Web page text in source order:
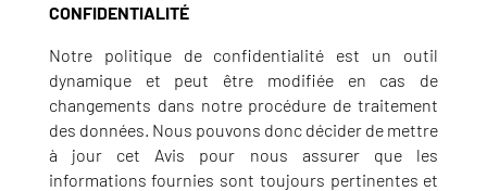
CONFIDENTIALITÉ
Notre politique de confidentialité est un outil
dynamique et peut être modifiée en cas de
changements dans notre procédure de traitement
des données. Nous pouvons donc décider de mettre
à jour cet Avis pour nous assurer que les
informations fournies sont toujours pertinentes et